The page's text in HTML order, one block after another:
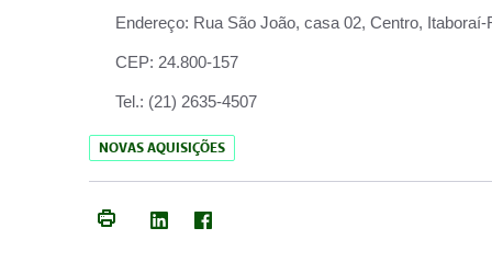
Endereço: Rua São João, casa 02, Centro, Itaboraí-
CEP: 24.800-157
Tel.: (21) 2635-4507
NOVAS AQUISIÇÕES